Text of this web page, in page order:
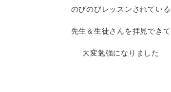
のびのびレッスンされている
先生＆生徒さんを拝見できて
大変勉強になりました